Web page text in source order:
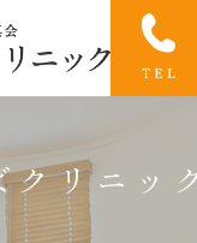
クリニッ